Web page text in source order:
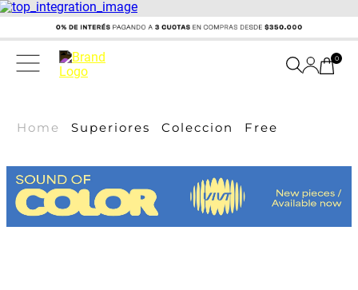
0
Home Superiores Coleccion Free